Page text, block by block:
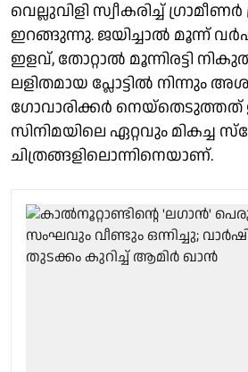
വെല്ലുവിളി സ്വീകരിച്ച്
ഇറങ്ങുന്നു. ജയിച്ചാല്‍ മൂന്ന്
ഇളവ്, തോറ്റാല്‍ മൂന്നിരട്ടി
ലളിതമായ പ്ലോട്ടില്‍ നിന്നും
ഗോവാരിക്കര്‍ നെയ്‌തെടുത്തത്
സിനിമയിലെ ഏറ്റവും മികച്ച
ചിത്രങ്ങളിലൊന്നിനെയാണ്.